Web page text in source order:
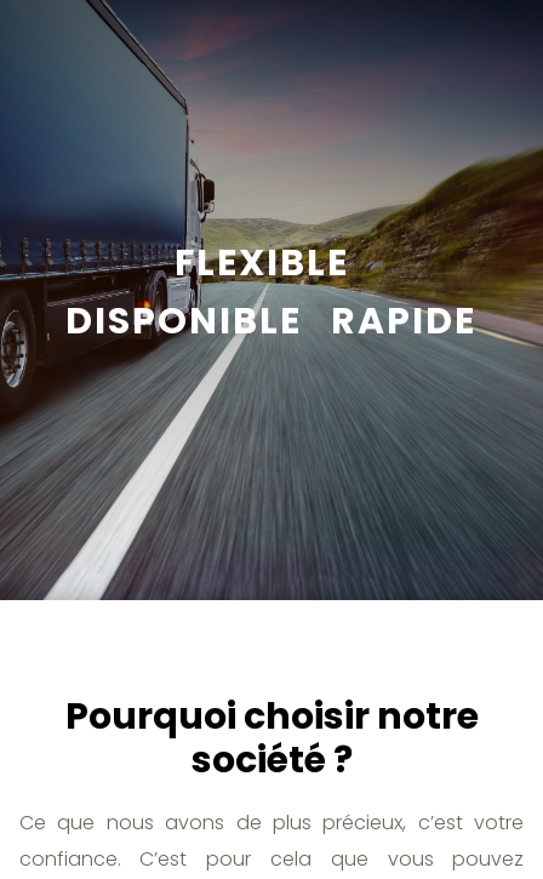
FLEXIBLE
DISPONIBLE RAPIDE
Pourquoi choisir notre
société ?
Ce que nous avons de plus précieux, c’est votre
confiance. C’est pour cela que vous pouvez